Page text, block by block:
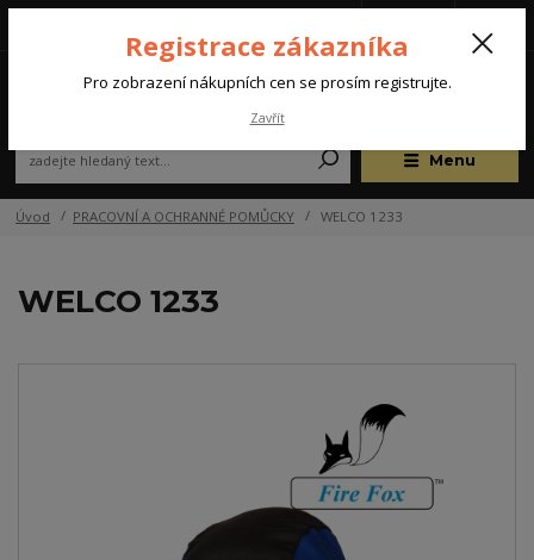
Menu
(Po-Pá, 07:00-15:30 hod.)
Úvod PRACOVNÍ A OCHRANNÉ POMŮCKY WELCO 1233
WELCO 1233
Registrace zákazníka
Pro zobrazení nákupních cen se prosím registrujte.
Zavřít